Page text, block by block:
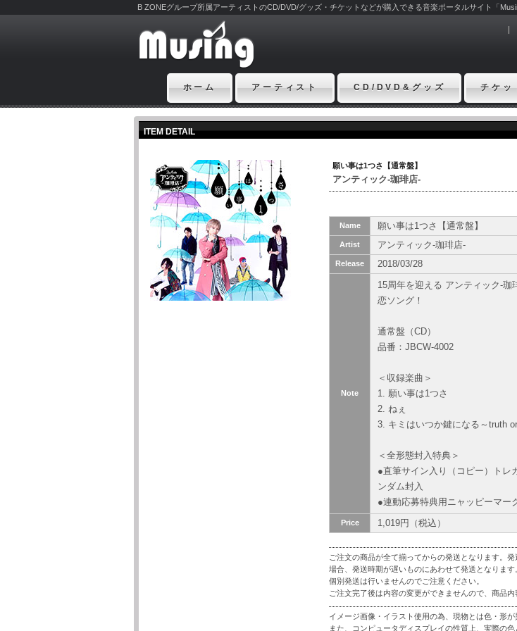
B ZONEグループ所属アーティストのCD/DVD/グッズ・チケットなどが購入できる音楽ポータルサイト「
ホーム アーティスト CD/DVD&グッズ チケッ
ITEM DETAIL
願い事は1つさ【通常盤】
アンティック-珈琲店-
Name 願い事は1つさ【通常盤】
Artist アンティック-珈琲店-
Release 2018/03/28
Note
15周年を迎える アンティック-珈
恋ソング！
通常盤（CD）
品番：JBCW-4002
＜収録楽曲＞
1. 願い事は1つさ
2. ねぇ
3. キミはいつか鍵になる～truth
＜全形態封入特典＞
●直筆サイン入り（コピー）トレ
ンダム封入
●連動応募特典用ニャッピーマー
Price 1,019円（税込）
ご注文の商品が全て揃ってからの発送となります。
場合、発送時期が遅いものにあわせて発送となります
個別発送は行いませんのでご注意ください。
ご注文完了後は内容の変更ができませんので、商品内
イメージ画像・イラスト使用の為、現物とは色・形が
また、コンピュータディスプレイの性質上、実際の